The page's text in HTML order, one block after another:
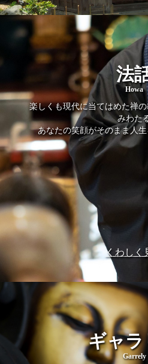
法
Howa
楽しくも現代に当てはめた禅
みわた
あなたの笑顔がそのまま人
くわしく
ギャラ
Garrely